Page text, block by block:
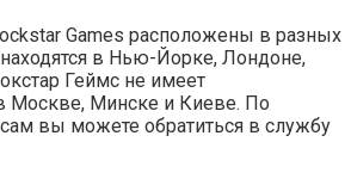
Games расположены в разных
в Нью-Йорке, Лондоне,
Геймс не имеет
Москве, Минске и Киеве. По
вы можете обратиться в службу